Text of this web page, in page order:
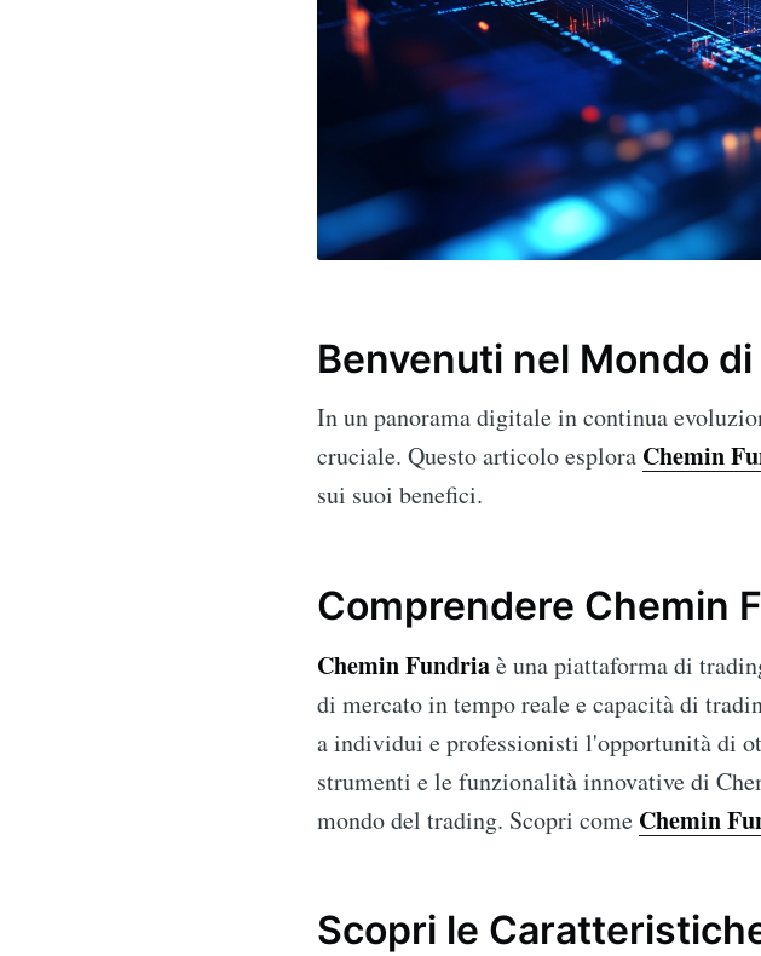
Benvenuti nel Mondo
In un panorama digitale in continua
cruciale. Questo articolo esplora Chemin
sui suoi benefici.
Comprendere Chemin
Chemin Fundriaè una piattaforma di
di mercato in tempo reale e capacità di
a individui e professionisti l'opportunità di
strumenti e le funzionalità innovative di
mondo del trading. Scopri come Chemin
Scopri le